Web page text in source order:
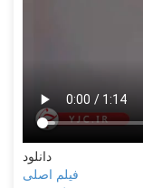
دانلود
فیلم اصلی